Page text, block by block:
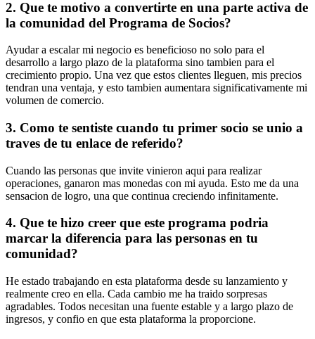
2. Que te motivo a convertirte en una parte activa de
la comunidad del Programa de Socios?
Ayudar a escalar mi negocio es beneficioso no solo para el
desarrollo a largo plazo de la plataforma sino tambien para el
crecimiento propio. Una vez que estos clientes lleguen, mis precios
tendran una ventaja, y esto tambien aumentara significativamente mi
volumen de comercio.
3. Como te sentiste cuando tu primer socio se unio a
traves de tu enlace de referido?
Cuando las personas que invite vinieron aqui para realizar
operaciones, ganaron mas monedas con mi ayuda. Esto me da una
sensacion de logro, una que continua creciendo infinitamente.
4. Que te hizo creer que este programa podria
marcar la diferencia para las personas en tu
comunidad?
He estado trabajando en esta plataforma desde su lanzamiento y
realmente creo en ella. Cada cambio me ha traido sorpresas
agradables. Todos necesitan una fuente estable y a largo plazo de
ingresos, y confio en que esta plataforma la proporcione.